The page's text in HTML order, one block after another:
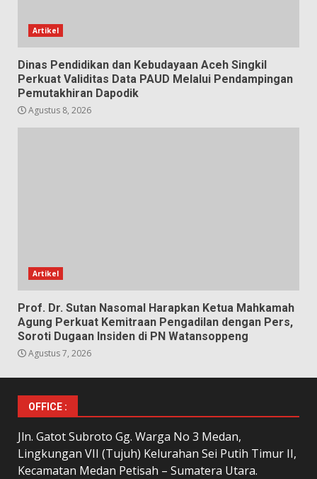
Artikel
Dinas Pendidikan dan Kebudayaan Aceh Singkil
Perkuat Validitas Data PAUD Melalui Pendampingan
Pemutakhiran Dapodik
Agustus 8, 2026
Artikel
Prof. Dr. Sutan Nasomal Harapkan Ketua Mahkamah
Agung Perkuat Kemitraan Pengadilan dengan Pers,
Soroti Dugaan Insiden di PN Watansoppeng
Agustus 7, 2026
OFFICE :
Jln. Gatot Subroto Gg. Warga No 3 Medan,
Lingkungan VII (Tujuh) Kelurahan Sei Putih Timur II,
Kecamatan Medan Petisah – Sumatera Utara.